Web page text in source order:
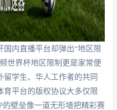
内直播平台却弹出“地区限
世界杯地区限制更是家常便
学生、华人工作者的共同
育平台的版权协议大多仅限
壁垒像一道无形墙把精彩赛